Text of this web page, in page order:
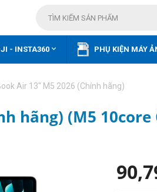
- INSTA360  PHỤ KIỆN MÁY
Air 13" M5 2026 (Chính hãng)
hãng) (M5 10core